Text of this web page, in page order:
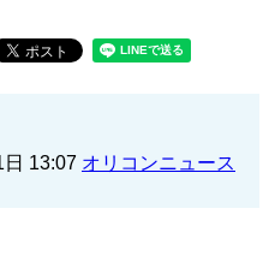
13:07 オリコンニュース